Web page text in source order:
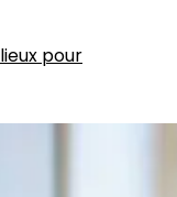
pour